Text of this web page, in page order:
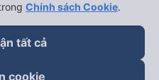
Chính sách Cookie.
tất cả
cookie